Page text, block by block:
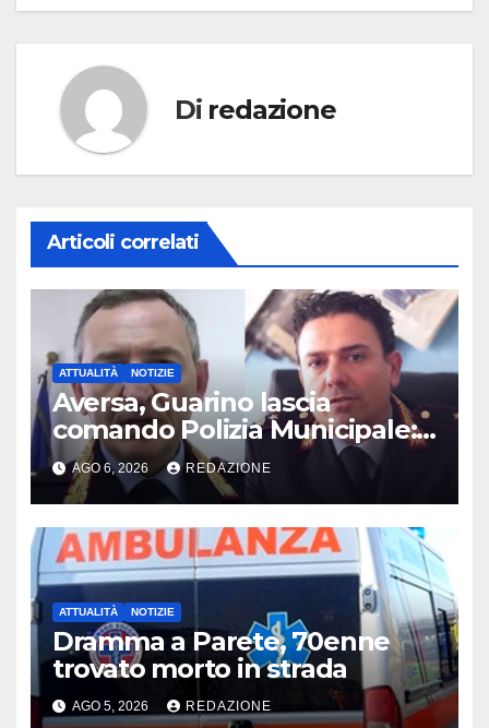
Di redazione
Articoli correlati
ATTUALITÀ NOTIZIE
Aversa, Guarino lascia
comando Polizia Municipale:
arriva Nacar
AGO 6, 2026 REDAZIONE
ATTUALITÀ NOTIZIE
Dramma a Parete, 70enne
trovato morto in strada
AGO 5, 2026 REDAZIONE